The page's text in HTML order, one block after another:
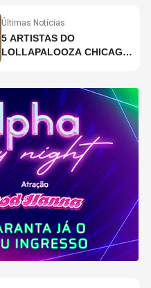
SMITH, STEWART
CAREY
Últimas Notícias
5 ARTISTAS DO
LOLLAPALOOZA CHICAGO